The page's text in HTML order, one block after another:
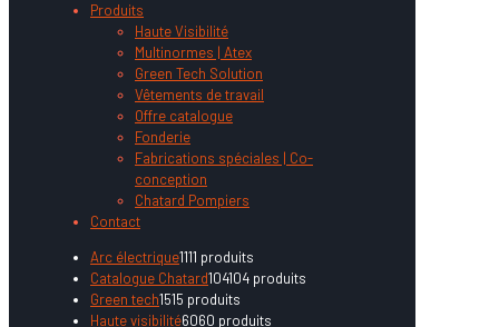
Produits
Haute Visibilité
Multinormes | Atex
Green Tech Solution
Vêtements de travail
Offre catalogue
Fonderie
Fabrications spéciales | Co-
conception
Chatard Pompiers
Contact
Arc électrique1111 produits
Catalogue Chatard104104 produits
Green tech1515 produits
Haute visibilité6060 produits